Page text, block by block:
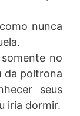
nunca
no
da poltrona
seus
iria dormir.